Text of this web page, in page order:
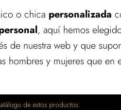
o chica personalizada
, aquí hemos
de nuestra web y que
hombres y mujeres que en
de estos productos.